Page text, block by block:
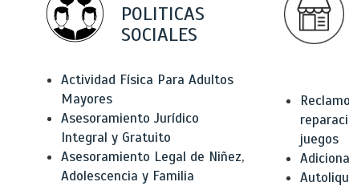
POLITICAS
SOCIALES
Actividad Física Para Adultos
Mayores
Asesoramiento Jurídico
Integral y Gratuito
Asesoramiento Legal de Niñez,
Adolescencia y Familia
juegos